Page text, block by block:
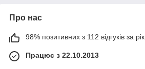
Про нас
98% позитивних з 112 відгуків за рік
Працює з 22.10.2013